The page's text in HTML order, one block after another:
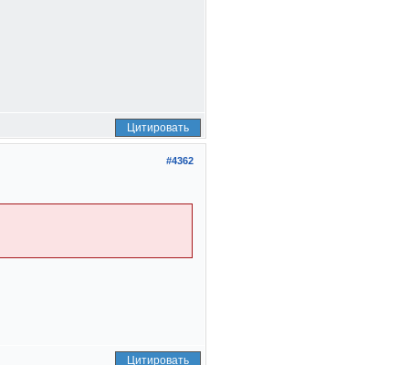
Цитировать
#4362
Цитировать